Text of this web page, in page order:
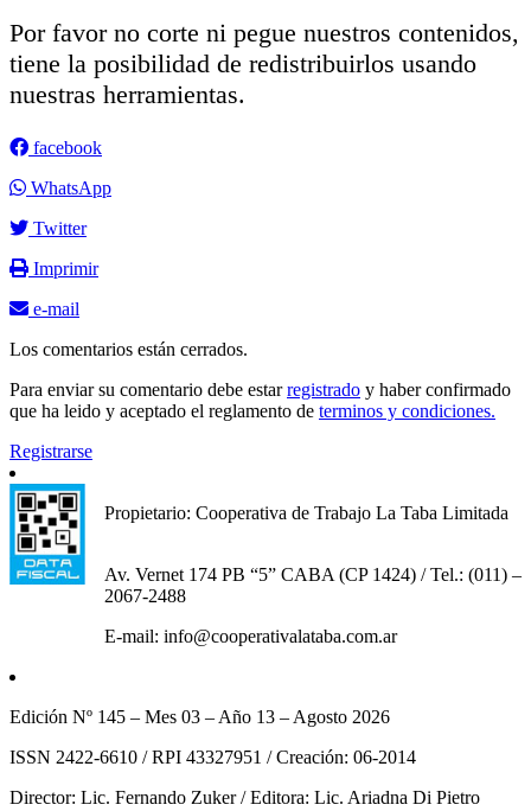
Por favor no corte ni pegue nuestros contenidos,
tiene la posibilidad de redistribuirlos usando
nuestras herramientas.
facebook
WhatsApp
Twitter
Imprimir
e-mail
Los comentarios están cerrados.
Para enviar su comentario debe estarregistrado y haber confirmado
que ha leido y aceptado el reglamento de terminos y condiciones.
Registrarse
Propietario: Cooperativa de Trabajo La Taba Limitada
Av. Vernet 174 PB “5” CABA (CP 1424) / Tel.: (011) –
2067-2488
E-mail: info@cooperativalataba.com.ar
Edición Nº 145 – Mes 03 – Año 13 – Agosto 2026
ISSN 2422-6610 / RPI 43327951 / Creación: 06-2014
Director: Lic. Fernando Zuker / Editora: Lic. Ariadna Di Pietro